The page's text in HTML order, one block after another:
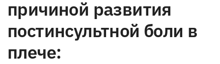
причиной развития
постинсультной боли в
плече: